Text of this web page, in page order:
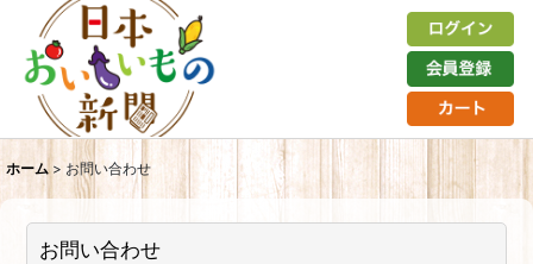
ホーム > お問い合わせ
お問い合わせ